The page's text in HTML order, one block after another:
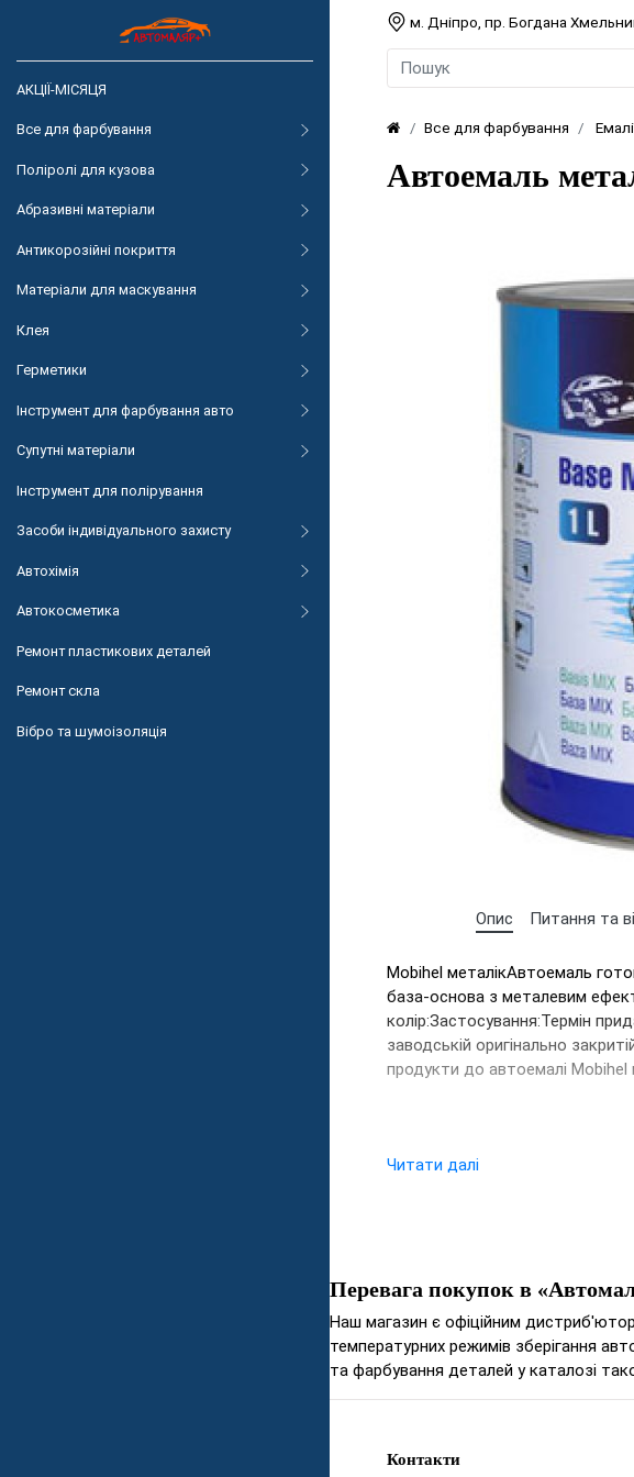
АКЦІЇ-МІСЯЦЯ
Все для фарбування
Поліролі для кузова
Абразивні матеріали
Антикорозійні покриття
Матеріали для маскування
Клея
Герметики
Інструмент для фарбування авто
Супутні матеріали
Інструмент для полірування
Засоби індивідуального захисту
Автохімія
Автокосметика
Ремонт пластикових деталей
Ремонт скла
Вібро та шумоізоляція
м. Дніпро, пр. Богдана
Все для фарбування Емалі
Автоемаль
Опис
Питання та
Mobihel металікАвтоемаль
база-основа з металевим
колір:Застосування:Термін
заводській оригінально
продукти до автоемалі Mobihel
Читати далі
Перевага покупок в
Наш магазин є офіційним
температурних режимів зберігання
та фарбування деталей у каталозі
Контакти